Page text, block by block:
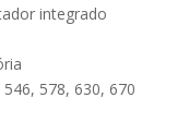
integrado
578, 630, 670